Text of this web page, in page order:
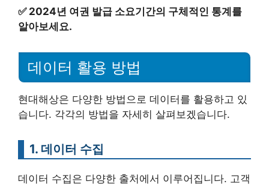
✅ 2024년 여권 발급 소요기간의 구체적인 통계를
알아보세요.
데이터 활용 방법
현대해상은 다양한 방법으로 데이터를 활용하고 있
습니다. 각각의 방법을 자세히 살펴보겠습니다.
1. 데이터 수집
데이터 수집은 다양한 출처에서 이루어집니다. 고객